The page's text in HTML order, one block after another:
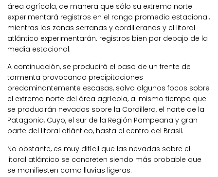
área agrícola, de manera que sólo su extremo norte
experimentará registros en el rango promedio estacional,
mientras las zonas serranas y cordilleranas y el litoral
atlántico experimentarán. registros bien por debajo de la
media estacional.
A continuación, se producirá el paso de un frente de
tormenta provocando precipitaciones
predominantemente escasas, salvo algunos focos sobre
el extremo norte del área agrícola, al mismo tiempo que
se producirán nevadas sobre la Cordillera, el norte de la
Patagonia, Cuyo, el sur de la Región Pampeana y gran
parte del litoral atlántico, hasta el centro del Brasil.
No obstante, es muy difícil que las nevadas sobre el
litoral atlántico se concreten siendo más probable que
se manifiesten como lluvias ligeras.